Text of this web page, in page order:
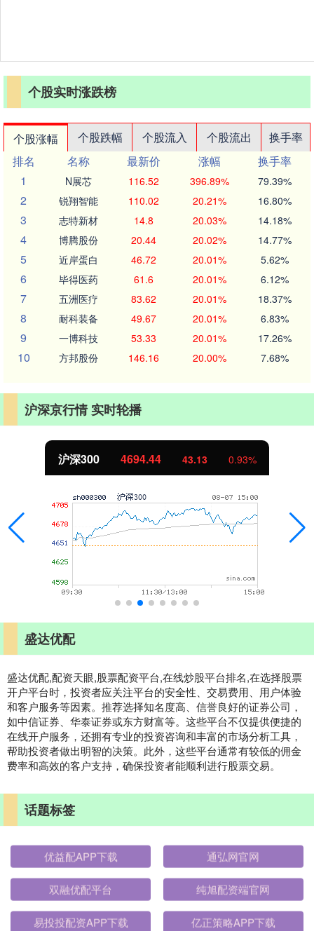
个股实时涨跌榜
个股涨幅 个股跌幅 个股流入 个股流出
换手率
排名
名称 最新价 涨幅
换手率
1
N展芯 116.52 396.89% 79.39%
2 锐翔智能 110.02 20.21% 16.80%
3 志特新材 14.8 20.03% 14.18%
4 博腾股份 20.44 20.02% 14.77%
5 近岸蛋白 46.72 20.01% 5.62%
6 毕得医药 61.6 20.01% 6.12%
7 五洲医疗 83.62 20.01% 18.37%
8 耐科装备 49.67 20.01% 6.83%
9 一博科技 53.33 20.01% 17.26%
10 方邦股份 146.16 20.00% 7.68%
沪深京行情 实时轮播
北证50 1134.24 11.37 1.01%
盛达优配
盛达优配,配资天眼,股票配资平台,在线炒股平台排名,在选择股票
开户平台时，投资者应关注平台的安全性、交易费用、用户体验
和客户服务等因素。推荐选择知名度高、信誉良好的证券公司，
如中信证券、华泰证券或东方财富等。这些平台不仅提供便捷的
在线开户服务，还拥有专业的投资咨询和丰富的市场分析工具，
帮助投资者做出明智的决策。此外，这些平台通常有较低的佣金
费率和高效的客户支持，确保投资者能顺利进行股票交易。
话题标签
优益配APP下载 通弘网官网
双融优配平台 纯旭配资端官网